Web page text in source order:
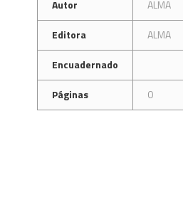
Autor
ALMA
Editora
ALMA
Encuadernado
Páginas
0